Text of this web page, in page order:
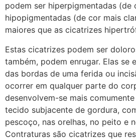
podem ser hiperpigmentadas (de
hipopigmentadas (de cor mais
maiores que as cicatrizes
Estas cicatrizes podem ser
também, podem enrugar. Elas se
das bordas de uma ferida ou
ocorrer em qualquer parte do
desenvolvem-se mais
tecido subjacente de gordura,
pescoço, nas orelhas, no peito e
Contraturas são cicatrizes que